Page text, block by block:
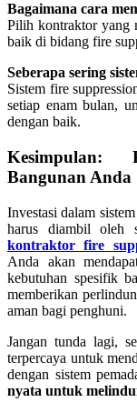
Bagaimana cara
Pilih kontraktor yang
baik di bidang fire
Seberapa sering
Sistem fire
setiap enam bulan,
dengan baik.
Kesimpulan:
Bangunan Anda
Investasi dalam
harus diambil oleh
kontraktor fire
Anda akan
kebutuhan spesifik
memberikan
aman bagi penghuni.
Jangan tunda lagi,
terpercaya untuk
dengan sistem
nyata untuk